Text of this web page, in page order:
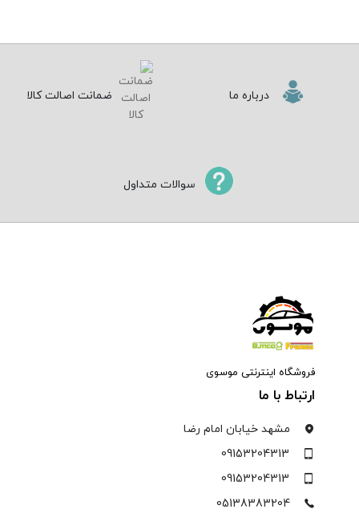
درباره ما ضمانت اصالت کالا
سوالات متداول
فروشگاه اینترنتی موسوی
ارتباط با ما
مشهد خیابان امام رضا
09153204313
09153204313
05138383204